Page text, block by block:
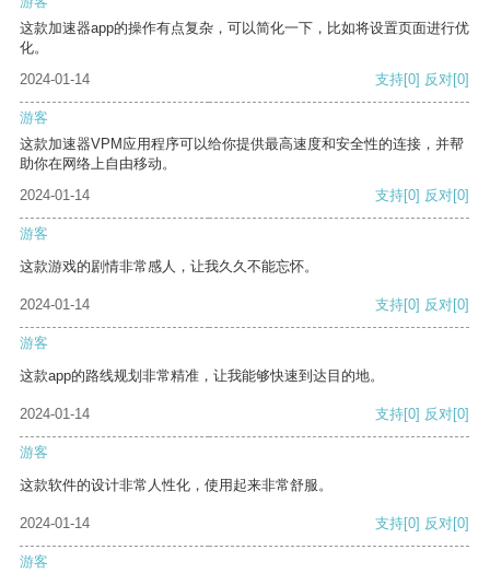
这款加速器app的操作有点复杂，可以简化一下，比如将设置页面进行优
化。
2024-01-14
支持[0] 反对[0]
游客
这款加速器VPM应用程序可以给你提供最高速度和安全性的连接，并帮
助你在网络上自由移动。
2024-01-14
支持[0] 反对[0]
游客
这款游戏的剧情非常感人，让我久久不能忘怀。
2024-01-14 支持[0] 反对[0]
游客
这款app的路线规划非常精准，让我能够快速到达目的地。
2024-01-14 支持[0] 反对[0]
游客
这款软件的设计非常人性化，使用起来非常舒服。
2024-01-14 支持[0] 反对[0]
游客